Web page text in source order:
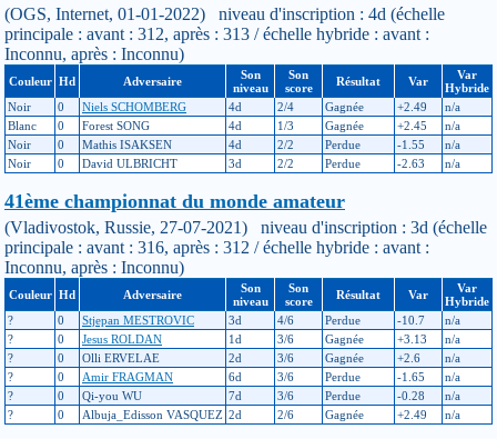
(OGS, Internet, 01-01-2022) niveau d'inscription : 4d (échelle
principale : avant : 312, après : 313 / échelle hybride : avant :
Inconnu, après : Inconnu)
Couleur Hd Adversaire
Son
niveau
Son
score
Résultat Var
Var
Hybride
Noir
0 Niels SCHOMBERG 4d 2/4 Gagnée +2.49
n/a
Blanc
0 Forest SONG 4d 1/3 Gagnée +2.45
n/a
Noir
0 Mathis ISAKSEN 4d 2/2 Perdue -1.55
n/a
Noir
0 David ULBRICHT 3d 2/2 Perdue -2.63 n/a
41ème championnat du monde amateur
(Vladivostok, Russie, 27-07-2021) niveau d'inscription : 3d (échelle
principale : avant : 316, après : 312 / échelle hybride : avant :
Inconnu, après : Inconnu)
Couleur Hd Adversaire
Son
niveau
Son
score
Résultat Var
Var
Hybride
?
0 Stjepan MESTROVIC 3d 4/6 Perdue -10.7
n/a
?
0 Jesus ROLDAN 1d 3/6 Gagnée +3.13
n/a
?
0 Olli ERVELAE 2d 3/6 Gagnée +2.6
n/a
?
0 Amir FRAGMAN 6d 3/6 Perdue -1.65
n/a
?
0 Qi-you WU 7d 3/6 Perdue -0.28
n/a
?
0 Albuja_Edisson VASQUEZ 2d 2/6 Gagnée +2.49 n/a